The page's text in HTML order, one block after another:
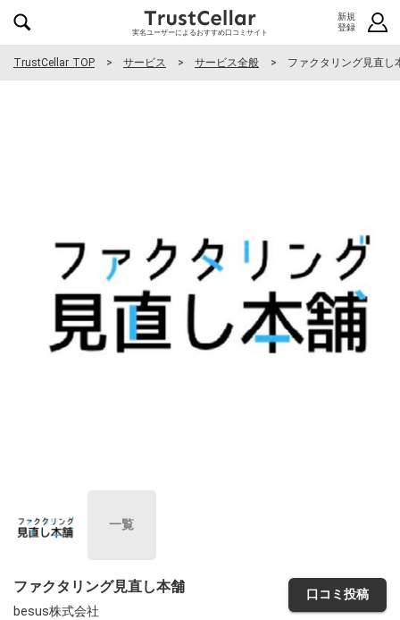
実名ユーザーによるおすすめ口コミサイト
新規
登録
TrustCellar TOP サービス サービス全般 ファクタリング見直し
一覧
ファクタリング見直し本舗
besus株式会社
口コミ投稿